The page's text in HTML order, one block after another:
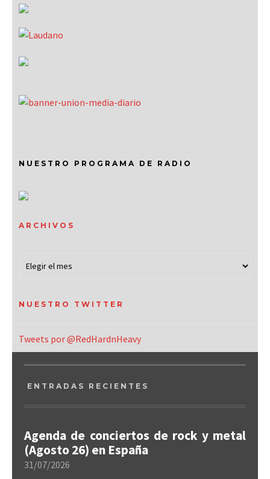
NUESTRO PROGRAMA DE RADIO
ARCHIVOS
NUESTRO TWITTER
Tweets por @RedHardnHeavy
ENTRADAS RECIENTES
Agenda de conciertos de rock y metal
(Agosto 26) en España
31/07/2026